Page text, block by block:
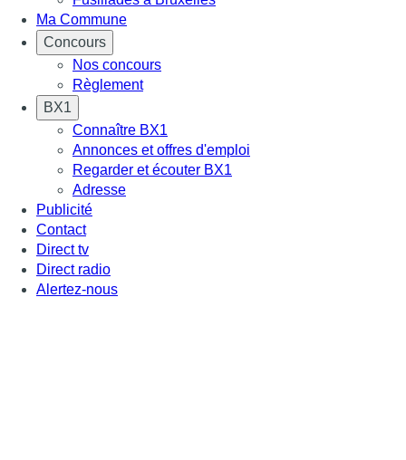
Ma Commune
Concours
Nos concours
Règlement
BX1
Connaître BX1
Annonces et offres d'emploi
Regarder et écouter BX1
Adresse
Publicité
Contact
Direct tv
Direct radio
Alertez-nous